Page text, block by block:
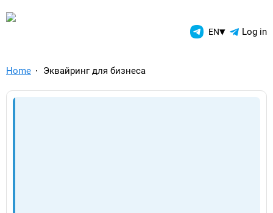
TelegramAds.com — EN▾ Log in
Home Эквайринг для бизнеса